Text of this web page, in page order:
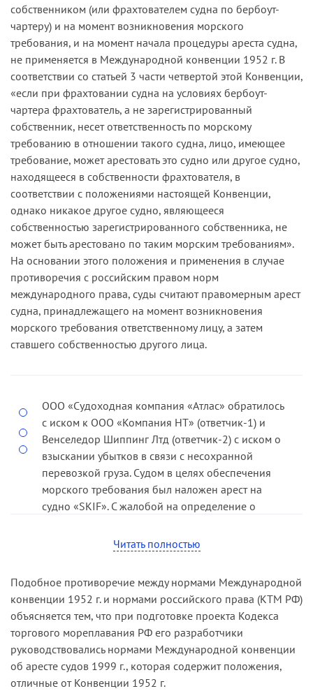
собственником (или фрахтователем судна по бербоут-
чартеру) и на момент возникновения морского
требования, и на момент начала процедуры ареста судна,
не применяется в Международной конвенции 1952 г. В
соответствии со статьей 3 части четвертой этой Конвенции,
«если при фрахтовании судна на условиях бербоут-
чартера фрахтователь, а не зарегистрированный
собственник, несет ответственность по морскому
требованию в отношении такого судна, лицо, имеющее
требование, может арестовать это судно или другое судно,
находящееся в собственности фрахтователя, в
соответствии с положениями настоящей Конвенции,
однако никакое другое судно, являющееся
собственностью зарегистрированного собственника, не
может быть арестовано по таким морским требованиям».
На основании этого положения и применения в случае
противоречия с российским правом норм
международного права, суды считают правомерным арест
судна, принадлежащего на момент возникновения
морского требования ответственному лицу, а затем
ставшего собственностью другого лица.
ООО «Судоходная компания «Атлас» обратилось
с иском к ООО «Компания НТ» (ответчик-1) и
Венселедор Шиппинг Лтд (ответчик-2) с иском о
взыскании убытков в связи с несохранной
перевозкой груза. Судом в целях обеспечения
морского требования был наложен арест на
судно «SKIF». С жалобой на определение о
компания Ритч Холдинг Корп., ссылаясь на
наличие у нее права собственности на
кассационной инстанций отказали в
удовлетворении жалобы со ссылкой на часть
четвертую статьи 3 Международной конвенции
1952 года, указав при этом, что «арбитражный
суд первой инстанции правомерно наложил
арест на судно, принадлежащее Ответчику-2 в
момент возникновения морского требования,
Читать полностью
Подобное противоречие между нормами Международной
конвенции 1952 г. и нормами российского права (КТМ РФ)
объясняется тем, что при подготовке проекта Кодекса
торгового мореплавания РФ его разработчики
руководствовались нормами Международной конвенции
об аресте судов 1999 г., которая содержит положения,
отличные от Конвенции 1952 г.